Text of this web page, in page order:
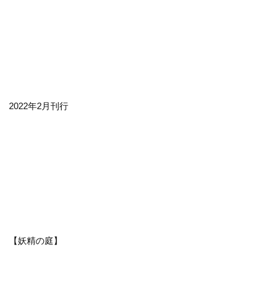
2022年2月刊行
【妖精の庭】